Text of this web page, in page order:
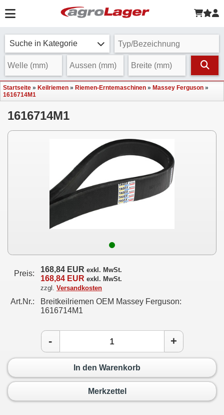
Suche in Kategorie
Startseite » Keilriemen » Riemen-Erntemaschinen » Massey Ferguson »
1616714M1
1616714M1
Preis: 168,84 EUR exkl. MwSt.
168,84 EUR exkl. MwSt.
zzgl. Versandkosten
Art.Nr.:
Breitkeilriemen OEM Massey Ferguson:
1616714M1
- +
In den Warenkorb
Merkzettel